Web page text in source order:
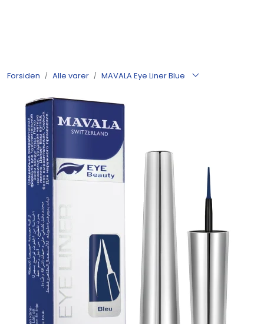
Forsiden Alle varer MAVALA Eye Liner Blue
Nyheter
Tilbud
Alle varer
Månedens bestselgere
Etter merke
Julekatalog 2026